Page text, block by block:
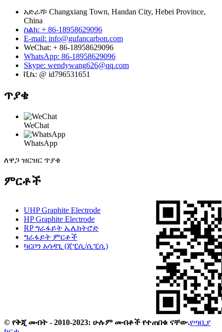
አድራሻ፡ Changxiang Town, Handan City, Hebei Province,
China
ስልክ: + 86-18958629096
E-mail: info@gufancarbon.com
WeChat: + 86-18958629096
WhatsApp: 86-18958629096
Skype: wendywang626@qq.com
ቪኬ: @ id796531651
ጥያቄ
WeChat
WhatsApp
ለዋጋ ዝርዝር ጥያቄ
ምርቶች
UHP Graphite Electrode
HP Graphite Electrode
RP ግራፋይት ኤሌክትሮድ
ግራፋይት ምርቶች
ካርቦን አሳዳጊ (ጂፒሲ/ሲፒሲ)
© የቅጂ መብት - 2010-2023: ሁሉም መብቶች የተጠበቁ ናቸው.የጣቢያ